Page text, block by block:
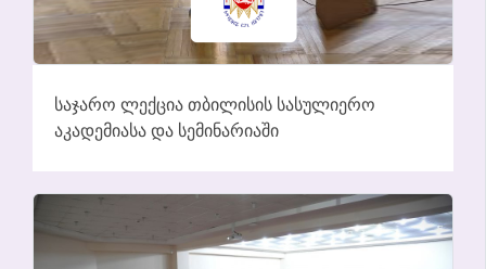
ᲡᲐᲯᲐᲠᲝ ᲚᲔᲥᲪᲘᲐ ᲗᲑᲘᲚᲘᲡᲘᲡ ᲡᲐᲡᲣᲚᲘᲔᲠᲝ
ᲐᲙᲐᲓᲔᲛᲘᲐᲡᲐ ᲓᲐ ᲡᲔᲛᲘᲜᲐᲠᲘᲐᲨᲘ